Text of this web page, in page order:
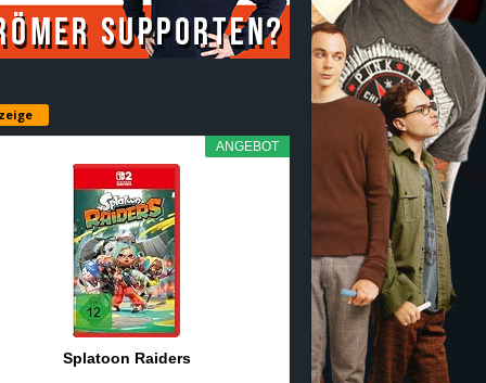
ANGEBOT
Splatoon Raiders